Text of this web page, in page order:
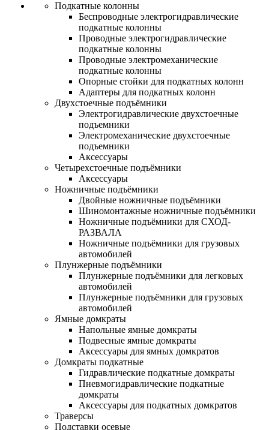
Подкатные колонны
Беспроводные электрогидравлические
подкатные колонны
Проводные электрогидравлические
подкатные колонны
Проводные электромеханические
подкатные колонны
Опорные стойки для подкатных колонн
Адаптеры для подкатных колонн
Двухстоечные подъёмники
Электрогидравлические двухстоечные
подъемники
Электромеханические двухстоечные
подъемники
Аксессуары
Четырехстоечные подъёмники
Аксессуары
Ножничные подъёмники
Двойные ножничные подъёмники
Шиномонтажные ножничные подъёмники
Ножничные подъёмники для СХОД-
РАЗВАЛА
Ножничные подъёмники для грузовых
автомобилей
Плунжерные подъёмники
Плунжерные подъёмники для легковых
автомобилей
Плунжерные подъёмники для грузовых
автомобилей
Ямные домкраты
Напольные ямные домкраты
Подвесные ямные домкраты
Аксессуары для ямных домкратов
Домкраты подкатные
Гидравлические подкатные домкраты
Пневмогидравлические подкатные
домкраты
Аксессуары для подкатных домкратов
Траверсы
Подставки осевые